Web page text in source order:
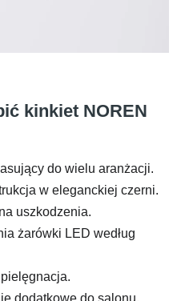
kinkiet NOREN
do wielu aranżacji.
w eleganckiej czerni.
uszkodzenia.
żarówki LED według
dodatkowe do salonu,